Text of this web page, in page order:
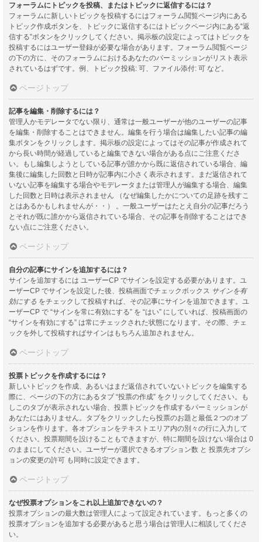
フォーラムにトピックを投稿、またはトピックに返信するには？
フォーラムに新しいトピックを投稿するにはフォーラム閲覧ページ内にある
トピック作成ボタンを、トピックに返信するにはトピックページ内にある“返
信する”ボタンをクリックしてください。掲示板の設定によってはトピックを
投稿するにはユーザー登録が必要な場合があります。フォーラム閲覧ページ
の下の方に、そのフォーラムにおけるあなたのパーミッションがリスト表示
されているはずです。例、トピック投稿: 可、ファイル添付: 可 など。
ページトップ
記事を編集・削除するには？
管理人かモデレータでない限り、通常は一般ユーザーが他のユーザーの記事
を編集・削除することはできません。編集を行う場合は編集したい記事の編
集ボタンをクリックします。掲示板の設定によってはその記事が作成されて
から長い時間が経過していると編集できない場合がある点にご注意くださ
い。もし編集しようとしている記事が誰かから既に返信されている場合、編
集後に編集した回数と日時が記事内に小さく表示されます。まだ返信されて
いない記事を編集する場合やモデレータまたは管理人が編集する場合、編集
した回数と日時は表示されません （なぜ編集したかについての足跡を残すこ
とはあるかもしれませんが・・） 。一般ユーザーはたとえ自分の記事だろう
とそれが既に誰かから返信されている場合、その記事を削除することはでき
ない点にご注意ください。
ページトップ
自分の記事にサインを追加するには？
サインを追加するには ユーザーCP でサインを設定する必要があります。ユ
ーザーCP でサインを設定した後、投稿画面でチェックボックス サインを有
効にする をチェックして投稿すれば、その記事にサインを追加できます。ユ
ーザーCP で “サインを常に有効にする” を “はい” にしていれば、投稿画面の
“サインを有効にする” は常にチェックされた状態になります。その際、チェ
ックを外して投稿すればサインはもちろん追加されません。
ページトップ
投票トピックを作成するには？
新しいトピックを作成、あるいはまだ返信されていないトピックを編集する
際に、ページの下の方にあるタブ “投票の作成” をクリックしてください。も
しこのタブが表示されない場合、投票トピックを作成するパーミッションが
あなたにはありません。タブをクリックしたら投票のお題と最低２つのオプ
ションを作ります。各オプションをテキストエリア内の別々の行に入力して
ください。投票期間を設けることもできますが、特に期間を設けない場合は 0
のままにしてください。ユーザーが選択できるオプション数 と 投票先オプシ
ョンの変更の許可 も同時に設定できます。
ページトップ
なぜ投票オプションをこれ以上追加できないの？
投票オプションの最大数は管理人によって設定されています。もっと多くの
投票オプションを追加する必要があると思う場合は管理人に相談してくださ
い。